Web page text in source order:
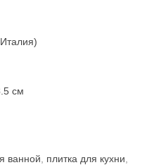
см
ванной плитка для кухни